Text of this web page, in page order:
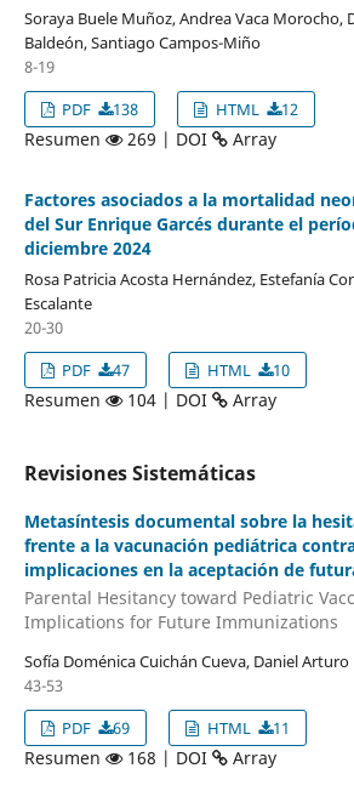
Soraya Buele Muñoz, Andrea Vaca Morocho,
Baldeón, Santiago Campos-Miño
8-19
PDF
138 HTML 12
Resumen 269 | DOI Array
Factores asociados a la mortalidad
del Sur Enrique Garcés durante el
diciembre 2024
Rosa Patricia Acosta Hernández, Estefanía
Escalante
20-30
PDF
47 HTML 10
Resumen 104 | DOI Array
Revisiones Sistemáticas
Metasíntesis documental sobre la
frente a la vacunación pediátrica
implicaciones en la aceptación de
Parental Hesitancy toward Pediatric
Implications for Future Immunizations
Sofía Doménica Cuichán Cueva, Daniel Arturo
43-53
PDF
69 HTML 11
Resumen 168 | DOI Array